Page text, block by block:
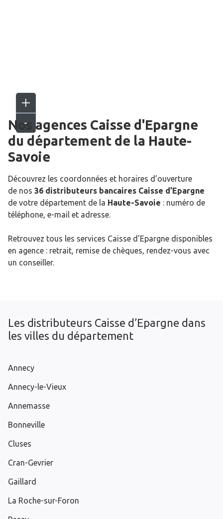
Nos agences Caisse d'Epargne
du département de la Haute-
Savoie
Découvrez les coordonnées et horaires d’ouverture
de nos 36 distributeurs bancaires Caisse d’Epargne
de votre département de la Haute-Savoie : numéro de
téléphone, e-mail et adresse.
Retrouvez tous les services Caisse d’Epargne disponibles
en agence : retrait, remise de chèques, rendez-vous avec
un conseiller.
Les distributeurs Caisse d’Epargne dans
les villes du département
Annecy
Annecy-le-Vieux
Annemasse
Bonneville
Cluses
Cran-Gevrier
Gaillard
La Roche-sur-Foron